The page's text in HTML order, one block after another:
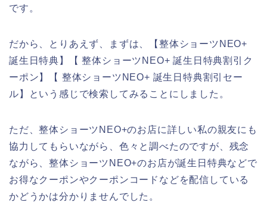
です。
だから、とりあえず、まずは、【整体ショーツNEO+
誕生日特典】【 整体ショーツNEO+ 誕生日特典割引ク
ーポン】【 整体ショーツNEO+ 誕生日特典割引セー
ル】という感じで検索してみることにしました。
ただ、整体ショーツNEO+のお店に詳しい私の親友にも
協力してもらいながら、色々と調べたのですが、残念
ながら、整体ショーツNEO+のお店が誕生日特典などで
お得なクーポンやクーポンコードなどを配信している
かどうかは分かりませんでした。